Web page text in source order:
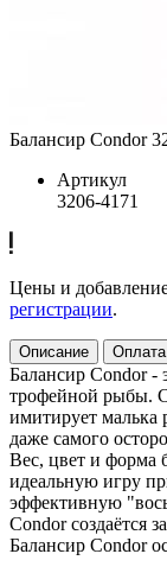
Балансир Condor
Артикул
3206-4171
Цены и
регистрации.
Описание Оплата
Балансир Condor -
трофейной рыбы.
имитирует малька
даже самого
Вес, цвет и форма
идеальную игру
эффективную
Condor создаётся
Балансир Condor